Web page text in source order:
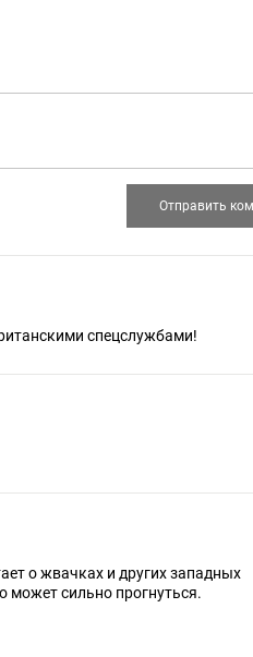
спецслужбами!
о жвачках и других западных
может сильно прогнуться.